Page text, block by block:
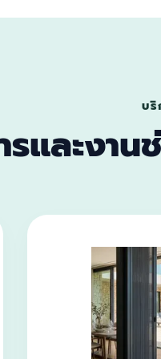
บริ
รและงา